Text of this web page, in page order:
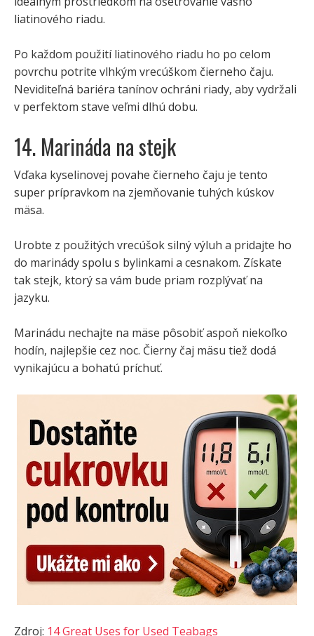
liatinového riadu.
Po každom použití liatinového riadu ho po celom
povrchu potrite vlhkým vrecúškom čierneho čaju.
Neviditeľná bariéra tanínov ochráni riady, aby vydržali
v perfektom stave veľmi dlhú dobu.
14. Marináda na stejk
Vďaka kyselinovej povahe čierneho čaju je tento
super prípravkom na zjemňovanie tuhých kúskov
mäsa.
Urobte z použitých vrecúšok silný výluh a pridajte ho
do marinády spolu s bylinkami a cesnakom. Získate
tak stejk, ktorý sa vám bude priam rozplývať na
jazyku.
Marinádu nechajte na mäse pôsobiť aspoň niekoľko
hodín, najlepšie cez noc. Čierny čaj mäsu tiež dodá
vynikajúcu a bohatú príchuť.
Zdroj: 14 Great Uses for Used Teabags